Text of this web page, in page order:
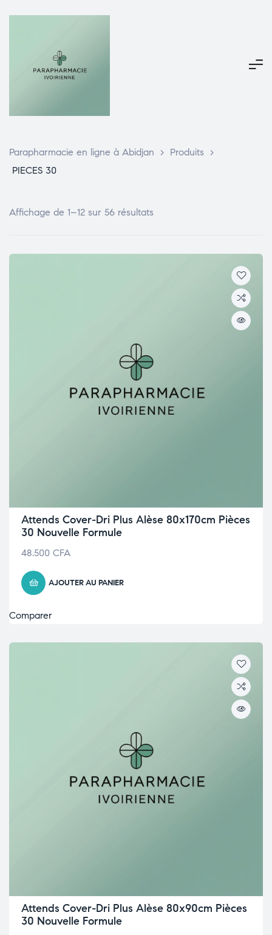
Parapharmacie en ligne à Abidjan > Produits
>
PIECES 30
Affichage de 1–12 sur 56 résultats
Attends Cover-Dri Plus Alèse 80x170cm Pièces
30 Nouvelle Formule
48.500 CFA
AJOUTER AU PANIER
Comparer
Attends Cover-Dri Plus Alèse 80x90cm Pièces
30 Nouvelle Formule